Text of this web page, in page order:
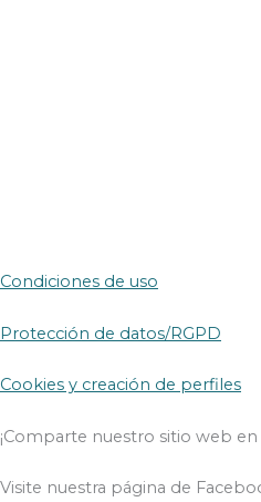
Condiciones de uso
Protección de datos/RGPD
Cookies y creación de perfiles
¡Comparte nuestro sitio web en
Visite nuestra página de